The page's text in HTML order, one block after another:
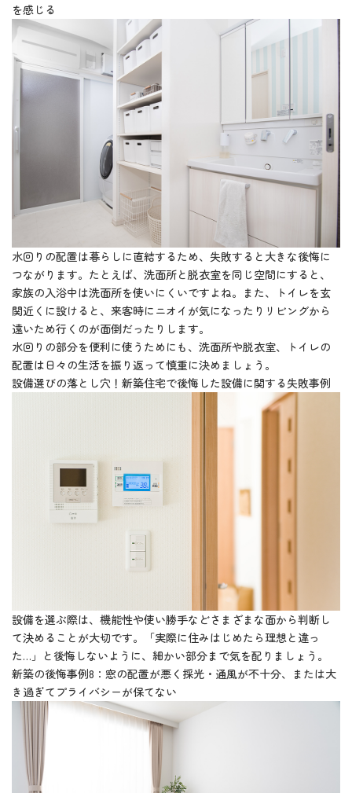
を感じる
水回りの配置は暮らしに直結するため、失敗すると大きな後悔に
つながります。たとえば、洗面所と脱衣室を同じ空間にすると、
家族の入浴中は洗面所を使いにくいですよね。また、トイレを玄
関近くに設けると、来客時にニオイが気になったりリビングから
遠いため行くのが面倒だったりします。
水回りの部分を便利に使うためにも、洗面所や脱衣室、トイレの
配置は日々の生活を振り返って慎重に決めましょう。
設備選びの落とし穴！新築住宅で後悔した設備に関する失敗事例
設備を選ぶ際は、機能性や使い勝手などさまざまな面から判断し
て決めることが大切です。「実際に住みはじめたら理想と違っ
た…」と後悔しないように、細かい部分まで気を配りましょう。
新築の後悔事例8：窓の配置が悪く採光・通風が不十分、または大
き過ぎてプライバシーが保てない